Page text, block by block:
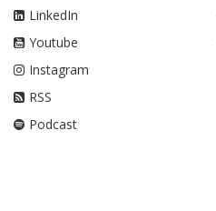
LinkedIn
Youtube
Instagram
RSS
Podcast